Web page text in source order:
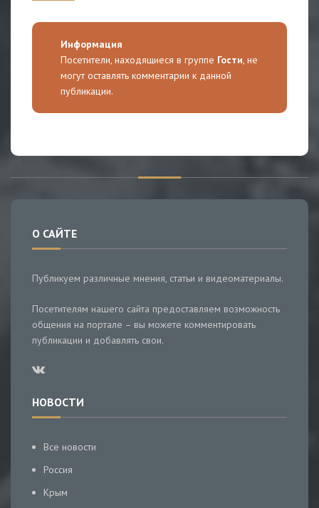
Информация
Посетители, находящиеся в группе Гости, не
могут оставлять комментарии к данной
публикации.
О САЙТЕ
Публикуем различные мнения, статьи и видеоматериалы.
Посетителям нашего сайта предоставляем возможность
общения на портале – вы можете комментировать
публикации и добавлять свои.
НОВОСТИ
Все новости
Россия
Крым